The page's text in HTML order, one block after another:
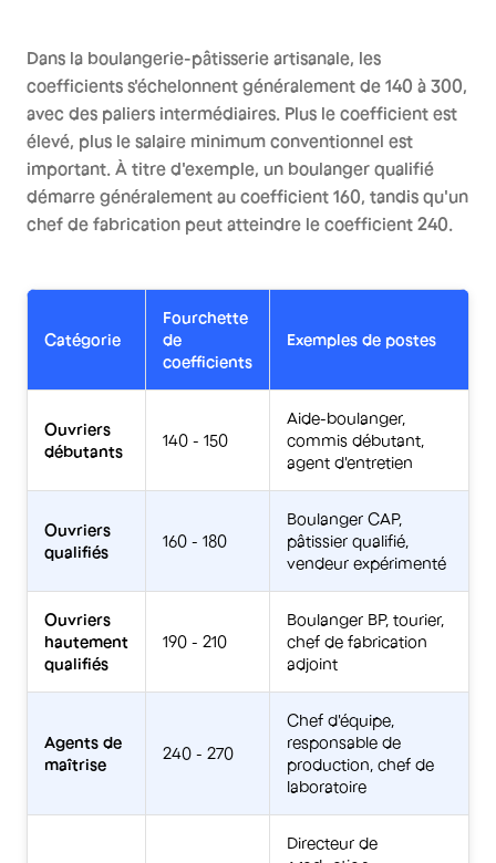
Dans la boulangerie-pâtisserie artisanale, les
coefficients s'échelonnent généralement de 140 à 300,
avec des paliers intermédiaires. Plus le coefficient est
élevé, plus le salaire minimum conventionnel est
important. À titre d'exemple, un boulanger qualifié
démarre généralement au coefficient 160, tandis qu'un
chef de fabrication peut atteindre le coefficient 240.
Catégorie
Fourchette
de
coefficients
Exemples de postes
Ouvriers
débutants
140 - 150
Aide-boulanger,
commis débutant,
agent d'entretien
Ouvriers
qualifiés
160 - 180
Boulanger CAP,
pâtissier qualifié,
vendeur expérimenté
Ouvriers
hautement
qualifiés
190 - 210
Boulanger BP, tourier,
chef de fabrication
adjoint
Agents de
maîtrise
240 - 270
Chef d'équipe,
responsable de
production, chef de
laboratoire
Directeur de